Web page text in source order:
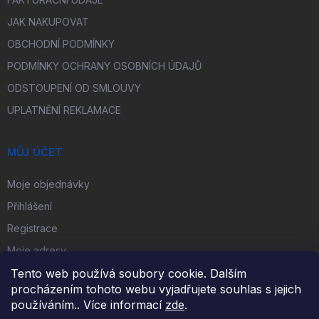
Tento web používá soubory cookie. Dalším
procházením tohoto webu vyjadřujete souhlas s jejich
používáním.. Více informací zde.
JAK NAKUPOVAT
OBCHODNÍ PODMÍNKY
PODMÍNKY OCHRANY OSOBNÍCH ÚDAJŮ
ODSTOUPENÍ OD SMLOUVY
UPLATNĚNÍ REKLAMACE
MŮJ ÚČET
Moje objednávky
Přihlášení
Registrace
Moje adresy
FACEBOOK